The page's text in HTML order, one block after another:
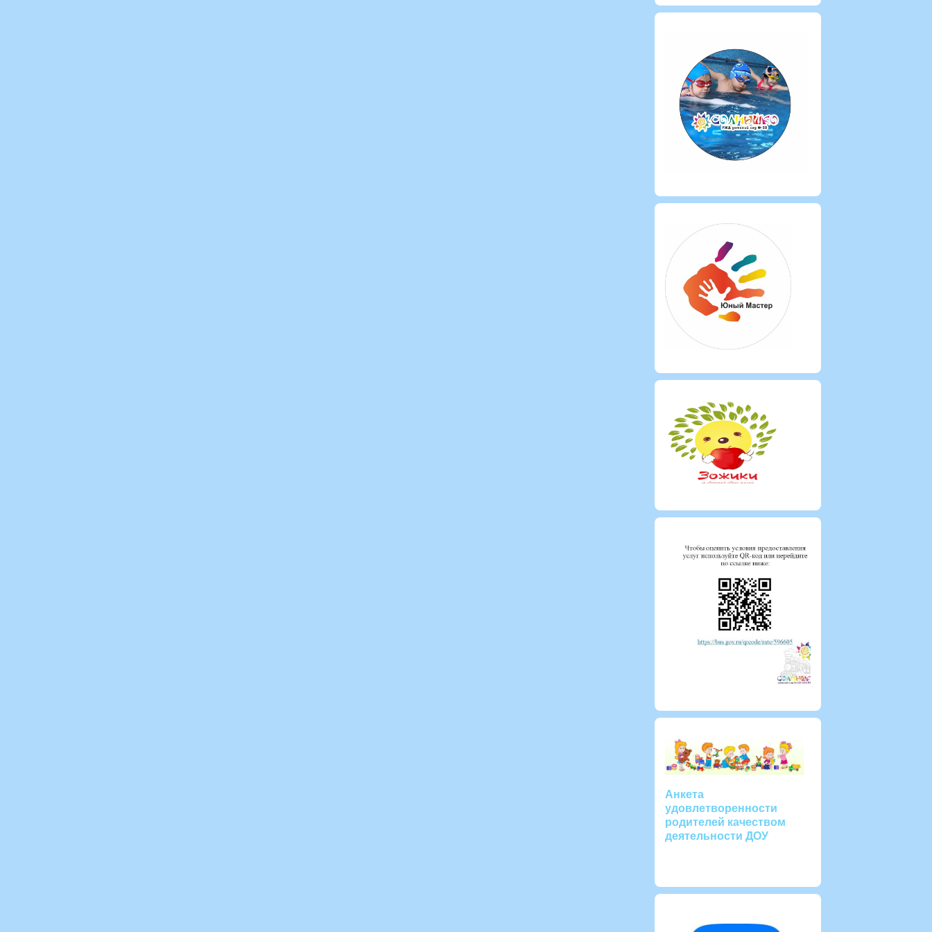
Анкета
удовлетворенности
родителей качеством
деятельности ДОУ